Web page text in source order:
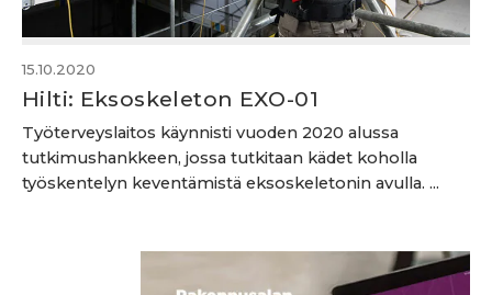
15.10.2020
Hilti: Eksoskeleton EXO-01
Työterveyslaitos käynnisti vuoden 2020 alussa
tutkimushankkeen, jossa tutkitaan kädet koholla
työskentelyn keventämistä eksoskeletonin avulla. ...